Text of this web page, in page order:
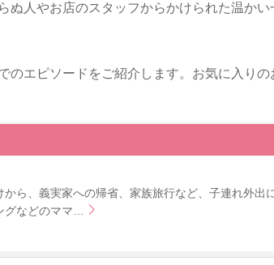
ぬ人やお店のスタッフからかけられた温か
のエピソードをご紹介します。お気に入りの
から、義実家への帰省、家族旅行など、子連れ外出
グなどのママ…